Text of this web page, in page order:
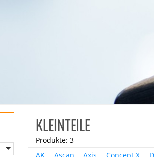
KLEINTEILE
Produkte: 3
AK
Ascan Axis Concept X